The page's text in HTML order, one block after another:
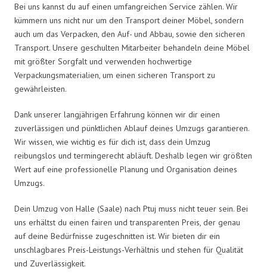
Bei uns kannst du auf einen umfangreichen Service zählen. Wir
kümmern uns nicht nur um den Transport deiner Möbel, sondern
auch um das Verpacken, den Auf- und Abbau, sowie den sicheren
Transport. Unsere geschulten Mitarbeiter behandeln deine Möbel
mit größter Sorgfalt und verwenden hochwertige
Verpackungsmaterialien, um einen sicheren Transport zu
gewährleisten.
Dank unserer langjährigen Erfahrung können wir dir einen
zuverlässigen und pünktlichen Ablauf deines Umzugs garantieren.
Wir wissen, wie wichtig es für dich ist, dass dein Umzug
reibungslos und termingerecht abläuft. Deshalb legen wir größten
Wert auf eine professionelle Planung und Organisation deines
Umzugs.
Dein Umzug von Halle (Saale) nach Ptuj muss nicht teuer sein. Bei
uns erhältst du einen fairen und transparenten Preis, der genau
auf deine Bedürfnisse zugeschnitten ist. Wir bieten dir ein
unschlagbares Preis-Leistungs-Verhältnis und stehen für Qualität
und Zuverlässigkeit.